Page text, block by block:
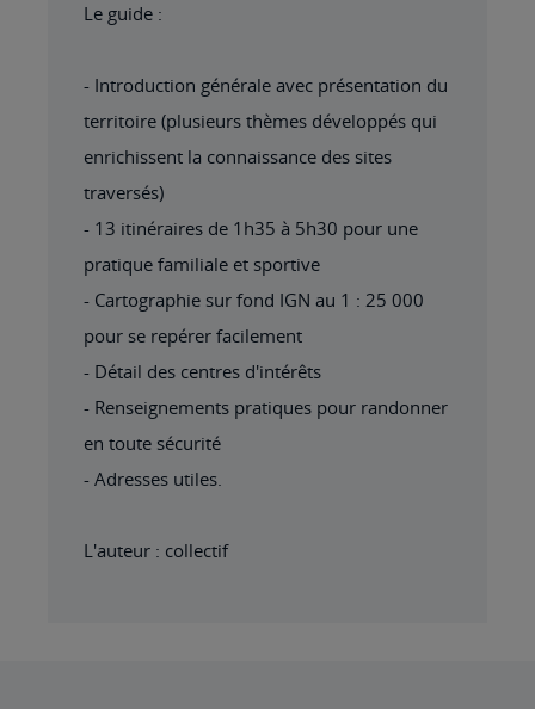
Le guide :
- Introduction générale avec présentation du
territoire (plusieurs thèmes développés qui
enrichissent la connaissance des sites
traversés)
- 13 itinéraires de 1h35 à 5h30 pour une
pratique familiale et sportive
- Cartographie sur fond IGN au 1 : 25 000
pour se repérer facilement
- Détail des centres d'intérêts
- Renseignements pratiques pour randonner
en toute sécurité
- Adresses utiles.
L'auteur : collectif